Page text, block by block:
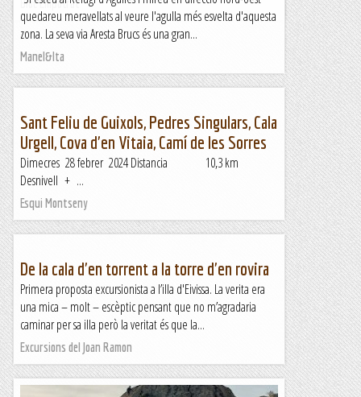
Bloc Empotrat
quedareu meravellats al veure l'agulla més esvelta d'aquesta
zona. La seva via Aresta Brucs és una gran...
Manel&Ita
Sant Feliu de Guixols, Pedres Singulars, Cala
Urgell, Cova d'en Vitaia, Camí de les Sorres
Dimecres 28 febrer 2024 Distancia 10,3 km
Desnivell + ...
Esqui Montseny
De la cala d'en torrent a la torre d'en rovira
Primera proposta excursionista a l’illa d'Eivissa. La verita era
una mica – molt – escèptic pensant que no m’agradaria
caminar per sa illa però la veritat és que la...
Excursions del Joan Ramon